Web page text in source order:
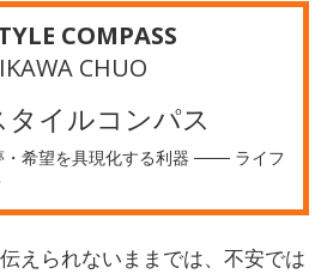
COMPASS
CHUO
タイルコンパス
・希望を具現化する利器 ─── ライフ
えられないままでは、不安では